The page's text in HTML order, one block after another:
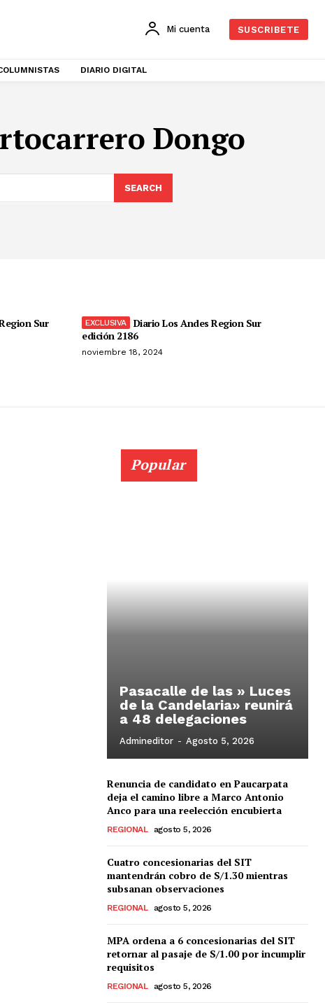
Mi cuenta SUSCRIBETE
DIARIO DIGITAL
Dongo
SEARCH
Sur
Diario Los Andes Region Sur
edición 2186
noviembre 18, 2024
Popular
Pasacalle de las » Luces
de la Candelaria» reunirá
a 48 delegaciones
Admineditor - Agosto 5, 2026
Renuncia de candidato en Paucarpata
deja el camino libre a Marco Antonio
Anco para una reelección encubierta
REGIONAL agosto 5, 2026
Cuatro concesionarias del SIT
mantendrán cobro de S/1.30 mientras
subsanan observaciones
REGIONAL agosto 5, 2026
MPA ordena a 6 concesionarias del SIT
retornar al pasaje de S/1.00 por incumplir
requisitos
REGIONAL agosto 5, 2026